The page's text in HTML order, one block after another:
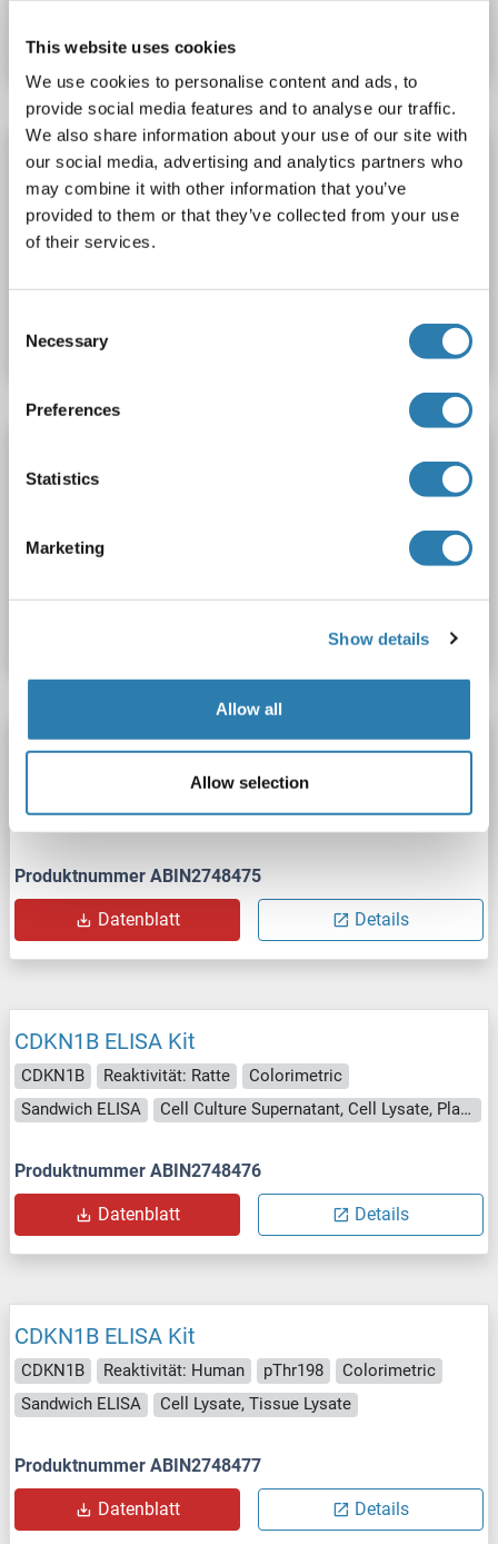
This website uses cookies
We use cookies to personalise content and ads, to
provide social media features and to analyse our traffic.
We also share information about your use of our site with
our social media, advertising and analytics partners who
may combine it with other information that you’ve
provided to them or that they’ve collected from your use
of their services.
Selection
Necessary
Preferences
Statistics
Marketing
Show details
Allow all
Allow selection
Datenblatt
CDKN1B ELISA Kit
CDKN1B Reaktivität: Human, Maus, Ratte
pThr187
Colorimetric
Cell ELISA Cell Culture Cells
Produktnummer ABIN1380664
CDKN1B
pSer10
CDKN1B ELISA Kit
Reaktivität: Maus
Colorimetric
Sandwich ELISA
Cell Culture Supernatant, Cell Lysate, Plasma, Serum, Tissue Lysate
Produktnummer ABIN2748475
Datenblatt Details
CDKN1B ELISA Kit
CDKN1B Reaktivität: Ratte
Colorimetric
Sandwich ELISA
Cell Culture Supernatant, Cell Lysate, Plasma, Serum, Tissue Lysate
Produktnummer ABIN2748476
Datenblatt Details
CDKN1B ELISA Kit
CDKN1B Reaktivität: Human pThr198
Colorimetric
Sandwich ELISA
Cell Lysate, Tissue Lysate
Produktnummer ABIN2748477
Datenblatt Details